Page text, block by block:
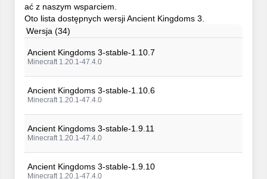
ać z naszym wsparciem.
Oto lista dostępnych wersji Ancient Kingdoms 3.
Wersja (34)
Ancient Kingdoms 3-stable-1.10.7
Minecraft 1.20.1-47.4.0
Ancient Kingdoms 3-stable-1.10.6
Minecraft 1.20.1-47.4.0
Ancient Kingdoms 3-stable-1.9.11
Minecraft 1.20.1-47.4.0
Ancient Kingdoms 3-stable-1.9.10
Minecraft 1.20.1-47.4.0